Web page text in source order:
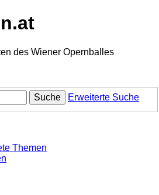
des Wiener Opernballes
Suche Erweiterte Suche
Themen